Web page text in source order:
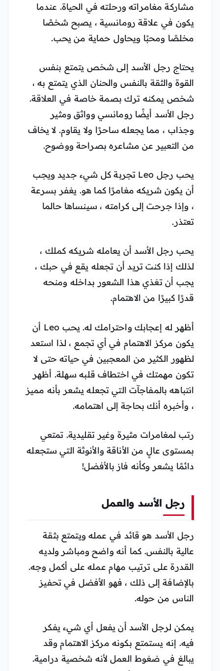
مشاركة مغامراته ورحلته في الحياة. عندما
يكون في علاقة رومانسية ، يصبح شخصًا
مخلصًا ومحبًا ويحاول حماية من يحب.
يحتاج رجل الأسد إلى شخص يتمتع بنفس
القوة والثقة بالنفس والحنان الذي يتمتع به ،
شخص يمكنه ترك بصمة خاصة في العلاقة.
رجل الأسد أيضًا رومانسي وواثق ومثير
وجذاب ، مما يجعله ساحرًا ولا يقاوم. لا يخاف
من التعبير عن مشاعره بصراحة ووضوح.
يحب رجل Leo تجربة كل شيء جديد ويجب
أن يكون شريكه مغامرًا كما هو. يغفر بسرعة
، وإذا جرحت إلى كرامته ، سينساها حالما
تعتذر.
يحب رجل الأسد أن يعامله شريكه كملك ،
لذلك إذا كنت تريد أن تجعله يقع في حبك ،
يجب أن تغذي هذا الشعور بداخله ومنحه
قدرًا كبيرًا من الاهتمام.
أظهر له إعجابك واحترامك له. يحب Leo أن
يكون مركز الاهتمام في أي تجمع ، لذا استعد
لظهور الكثير من المعجبين في حياته حتى لا
تكون مهمتك في اختطاف قلبه سهلة. أظهر
انتباهه بالمفاجآت التي تجعله يشعر بأنه مميز
، وأخبره أنك بحاجة إلى اهتمامه.
رتب لمغامرات مثيرة وغير تقليدية. تمتعي
بمستوى عالٍ من الأناقة والأنوثة التي ستجعله
دائمًا يشعر وكأنه فاز بالأفضل!
رجل الأسد والعمل
رجل الأسد هو قائد في عمله ويتمتع بثقة
عالية بالنفس. كما أنه واضح ومباشر ولديه
القدرة على ترتيب مهام عمله على أكمل وجه.
بالإضافة إلى ذلك ، فهو الأفضل في تحفيز
الناس من حوله.
يمكن لرجل الأسد أن يفعل أي شيء يفكر
فيه. إنه يستمتع بكونه مركز الاهتمام وقد
يبالغ في ضغوط العمل لأنه شخصية درامية.